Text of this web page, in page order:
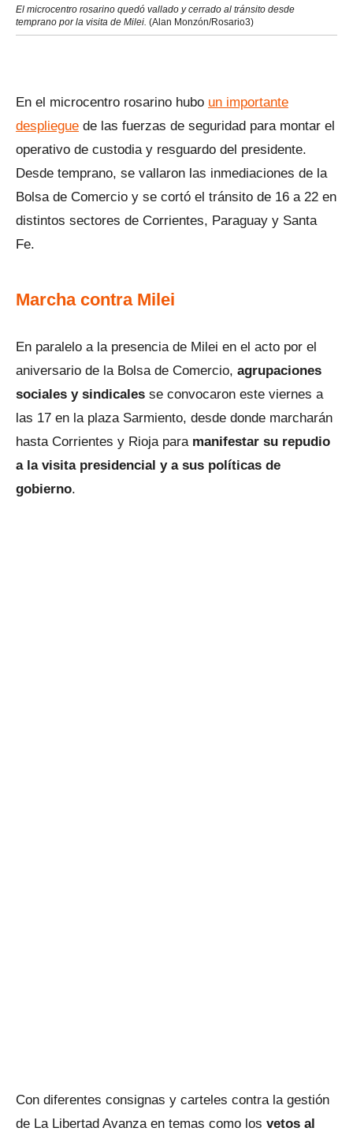
El microcentro rosarino quedó vallado y cerrado al tránsito desde
temprano por la visita de Milei. (Alan Monzón/Rosario3)
En el microcentro rosarino hubo un importante
despliegue de las fuerzas de seguridad para montar el
operativo de custodia y resguardo del presidente.
Desde temprano, se vallaron las inmediaciones de la
Bolsa de Comercio y se cortó el tránsito de 16 a 22 en
distintos sectores de Corrientes, Paraguay y Santa
Fe.
Marcha contra Milei
En paralelo a la presencia de Milei en el acto por el
aniversario de la Bolsa de Comercio, agrupaciones
sociales y sindicales se convocaron este viernes a
las 17 en la plaza Sarmiento, desde donde marcharán
hasta Corrientes y Rioja para manifestar su repudio
a la visita presidencial y a sus políticas de
gobierno.
Con diferentes consignas y carteles contra la gestión
de La Libertad Avanza en temas como los vetos al